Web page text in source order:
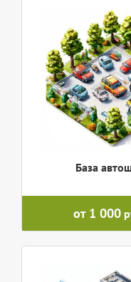
База
от 1 000